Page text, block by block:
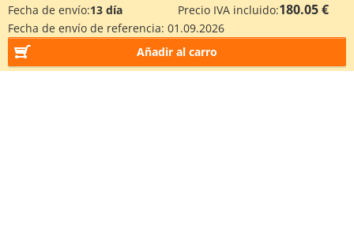
Fecha de envío:13 día Precio IVA incluido:180.05 €
Fecha de envío de referencia: 01.09.2026
Añadir al carro